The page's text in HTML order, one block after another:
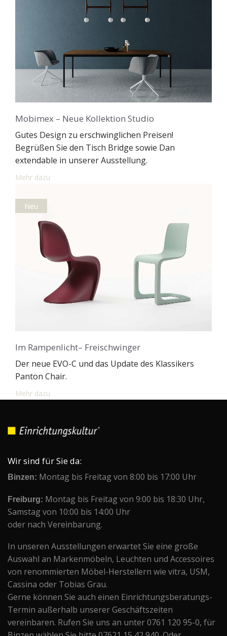
Mobimex – Neue Kollektion Studio
Gutes Design zu erschwinglichen Preisen!
Begrüßen Sie den Tisch Bridge sowie Dan
extendable in unserer Ausstellung.
Mehr dazu
Neu
Im Rampenlicht– Freischwinger
Der neue EVO-C und das Update des Klassikers
Panton Chair.
Mehr dazu
Wir sind für Sie da:
Binzen: Montag bis Freitag von 8:00 bis 17:00 Uhr
Freiburg: Montag bis Freitag von 9:00 bis 18:30 Uhr,
Samstag von 10:00 bis 14:00 Uhr
oder nach Vereinbarung.
In unseren Ausstellungen erwartet Sie eine große
Auswahl an Markenmöbeln, Leuchten und Accessoires
von renommierten Möbel-Herstellern wie vitra, USM,
Cassina oder Tobias Grau.
Gerne können Sie auch einen Einrichtungsberatungs-
Termin außerhalb unserer Geschäftszeiten
vereinbaren. Rufen Sie uns an unter 0761 120 95-0, für